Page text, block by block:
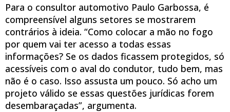
Para o consultor automotivo Paulo Garbossa, é
compreensível alguns setores se mostrarem
contrários à ideia. “Como colocar a mão no fogo
por quem vai ter acesso a todas essas
informações? Se os dados ficassem protegidos, só
acessíveis com o aval do condutor, tudo bem, mas
não é o caso. Isso assusta um pouco. Só acho um
projeto válido se essas questões jurídicas forem
desembaraçadas”, argumenta.